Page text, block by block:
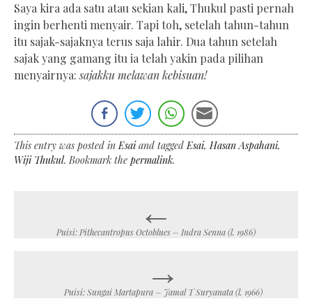
Saya kira ada satu atau sekian kali, Thukul pasti pernah
ingin berhenti menyair. Tapi toh, setelah tahun-tahun
itu sajak-sajaknya terus saja lahir. Dua tahun setelah
sajak yang gamang itu ia telah yakin pada pilihan
menyairnya:sajakku melawan kebisuan!
This entry was posted inEsaiand taggedEsai,Hasan Aspahani,
Wiji Thukul. Bookmark the permalink.
navigation
←
Puisi: Pithecantropus Octoblues – Indra Senna (l. 1986)
→
Puisi: Sungai Martapura – Jamal T Suryanata (l. 1966)